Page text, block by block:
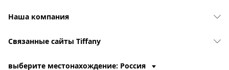
Наша компания
Связанные сайты Tiffany
выберите местонахождение: Россия